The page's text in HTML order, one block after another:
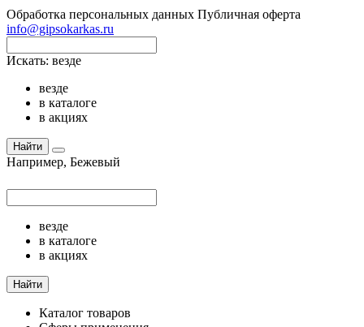
Обработка персональных данных Публичная оферта
info@gipsokarkas.ru
Искать: везде
везде
в каталоге
в акциях
Найти
Например, Бежевый
везде
в каталоге
в акциях
Найти
Каталог товаров